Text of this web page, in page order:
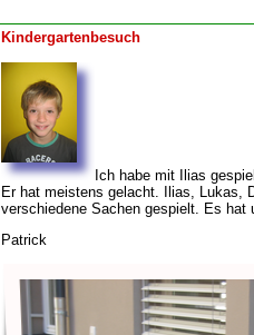
Kindergartenbesuch
Ich habe mit Ilias
Er hat meistens gelacht. Ilias, Lukas,
verschiedene Sachen gespielt. Es hat
Patrick